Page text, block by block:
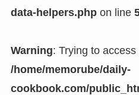
data-helpers.phpon line
Warning: Trying to
/home/memorube/daily-
cookbook.com/